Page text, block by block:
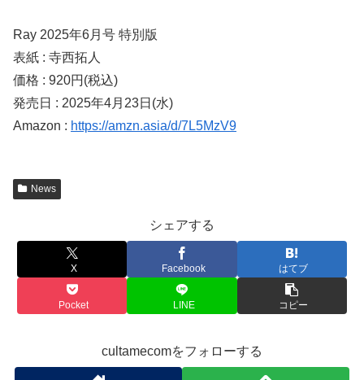
Ray 2025年6月号 特別版
表紙 : 寺西拓人
価格 : 920円(税込)
発売日 : 2025年4月23日(水)
Amazon : https://amzn.asia/d/7L5MzV9
News
シェアする
X Facebook はてブ
Pocket LINE コピー
cultamecomをフォローする